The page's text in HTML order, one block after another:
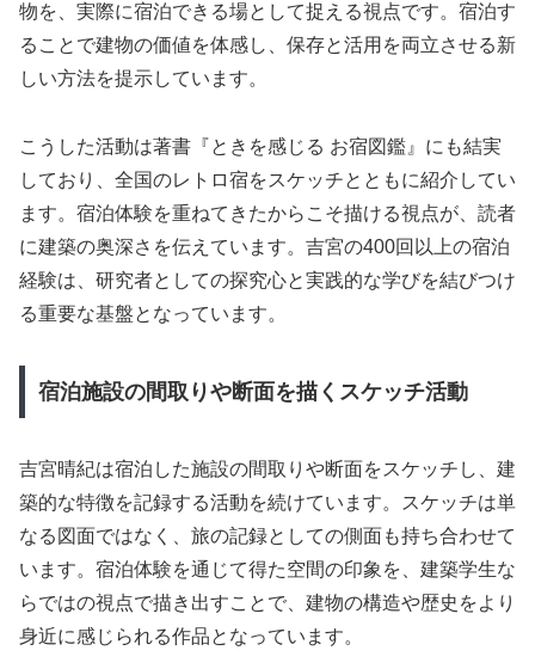
物を、実際に宿泊できる場として捉える視点です。宿泊す
ることで建物の価値を体感し、保存と活用を両立させる新
しい方法を提示しています。
こうした活動は著書『ときを感じる お宿図鑑』にも結実
しており、全国のレトロ宿をスケッチとともに紹介してい
ます。宿泊体験を重ねてきたからこそ描ける視点が、読者
に建築の奥深さを伝えています。吉宮の400回以上の宿泊
経験は、研究者としての探究心と実践的な学びを結びつけ
る重要な基盤となっています。
宿泊施設の間取りや断面を描くスケッチ活動
吉宮晴紀は宿泊した施設の間取りや断面をスケッチし、建
築的な特徴を記録する活動を続けています。スケッチは単
なる図面ではなく、旅の記録としての側面も持ち合わせて
います。宿泊体験を通じて得た空間の印象を、建築学生な
らではの視点で描き出すことで、建物の構造や歴史をより
身近に感じられる作品となっています。